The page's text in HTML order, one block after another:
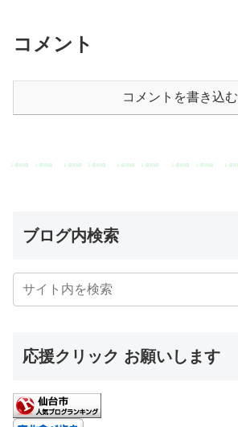
コメント
コメントを書き込む
ブログ内検索
応援クリック お願いします